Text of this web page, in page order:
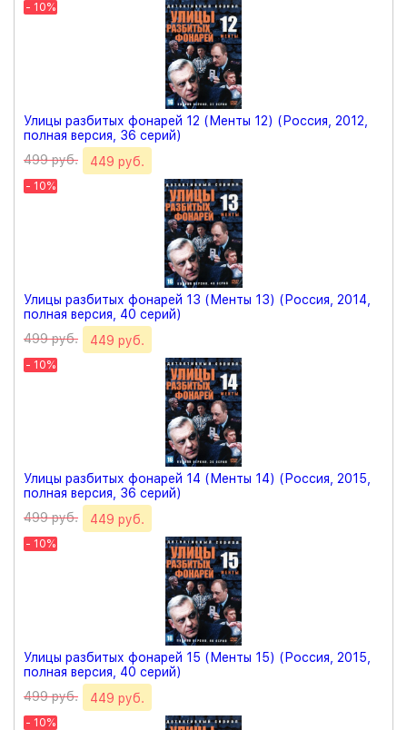
- 10%
Улицы разбитых фонарей 12 (Менты 12) (Россия, 2012,
полная версия, 36 серий)
499 руб.
449 руб.
- 10%
Улицы разбитых фонарей 13 (Менты 13) (Россия, 2014,
полная версия, 40 серий)
499 руб.
449 руб.
- 10%
Улицы разбитых фонарей 14 (Менты 14) (Россия, 2015,
полная версия, 36 серий)
499 руб.
449 руб.
- 10%
Улицы разбитых фонарей 15 (Менты 15) (Россия, 2015,
полная версия, 40 серий)
499 руб.
449 руб.
- 10%